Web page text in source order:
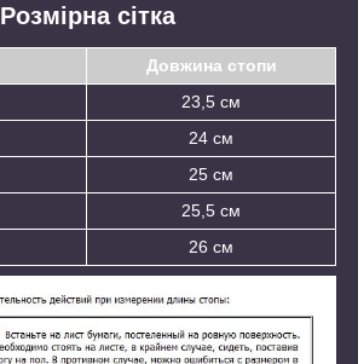
Розмірна сітка
Довжина стопи
23,5 см
24 см
25 см
25,5 см
26 см